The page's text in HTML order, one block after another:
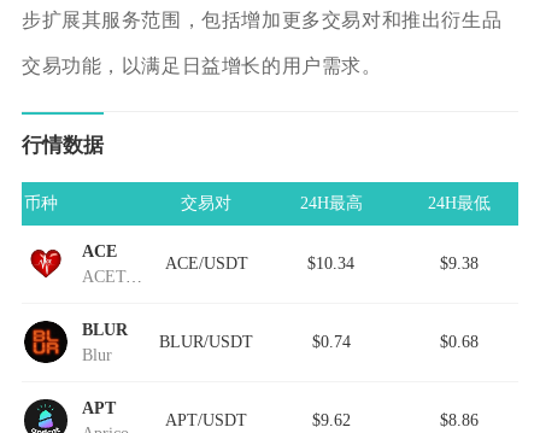
步扩展其服务范围，包括增加更多交易对和推出衍生品
交易功能，以满足日益增长的用户需求。
行情数据
币种 交易对 24H最高 24H最低
ACE
ACEToken
ACE/USDT $10.34 $9.38
BLUR
Blur
BLUR/USDT $0.74 $0.68
APT
APT/USDT $9.62 $8.86